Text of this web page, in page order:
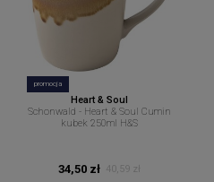
promocja
Heart & Soul
Schonwald - Heart & Soul Cumin
kubek 250ml H&S
34,50 zł
40,59 zł